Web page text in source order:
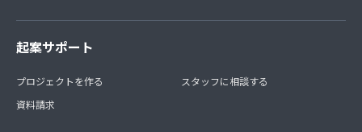
起案サポート
プロジェクトを作る
資料請求
スタッフに相談する